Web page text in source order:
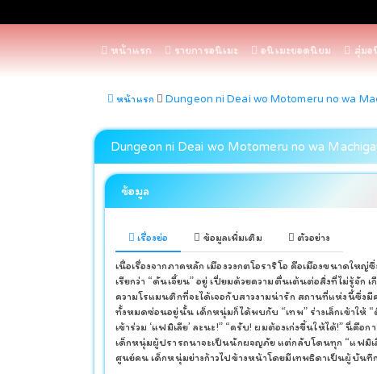
หน้าแรก รายการอนิเมะ อนิเมะยอดนิยม สุ่มอ
หน้าแรก Dungeon ni Deai wo Motomeru no wa
Dungeon ni Deai wo Motomeru no wa
ข้อมูล
เรื่องย่อ ข้อมูลเพิ่มเติม ตัวอย่าง
เนื่อเรื่องจากภาคหลัก เมืองวงกตโอราริโอ คือเมืองขนาดให
เรียกว่า “ดันเจี้ยน” อยู่ เปี่ยมด้วยความตื่นเต้นต่อสิ่งที่ไม่รู้จัก
ความโรแมนติกที่จะได้เจอกับสาวงามน่ารัก สถานที่แห่งนี้ซึ่ง
ทั้งหมดซ่อนอยู่นั้น เด็กหนุ่มก็ได้พบกับ “เทพ” ร่างเล็กเข้าให้
เข้าร่วม ‘แฟมิเลีย’ ละนะ!” “ครับ! ผมต้องเก่งขึ้นให้ได้!” นี่คื
เด็กหนุ่มผู้ปรารถนาจะเป็นนักผจญภัย แต่กลับโดนทุก “แฟมิเ
ศูนย์คน เด็กหนุ่มย่างก้าวไปข้างหน้าโดยมีเทพธิดาเป็นผู้บันทึ